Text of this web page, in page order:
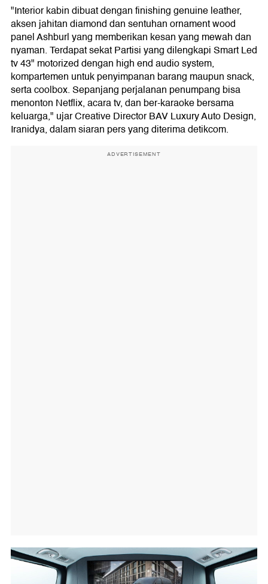
"Interior kabin dibuat dengan finishing genuine leather,
aksen jahitan diamond dan sentuhan ornament wood
panel Ashburl yang memberikan kesan yang mewah dan
nyaman. Terdapat sekat Partisi yang dilengkapi Smart Led
tv 43" motorized dengan high end audio system,
kompartemen untuk penyimpanan barang maupun snack,
serta coolbox. Sepanjang perjalanan penumpang bisa
menonton Netflix, acara tv, dan ber-karaoke bersama
keluarga," ujar Creative Director BAV Luxury Auto Design,
Iranidya, dalam siaran pers yang diterima detikcom.
ADVERTISEMENT